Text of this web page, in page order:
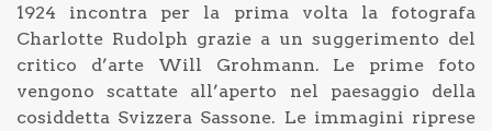
1924 incontra per la prima volta la fotografa
Charlotte Rudolph grazie a un suggerimento del
critico d’arte Will Grohmann. Le prime foto
vengono scattate all’aperto nel paesaggio della
cosiddetta Svizzera Sassone. Le immagini riprese